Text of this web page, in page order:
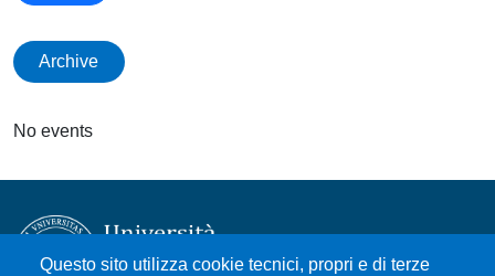
Archive
No events
Questo sito utilizza cookie tecnici, propri e di terze